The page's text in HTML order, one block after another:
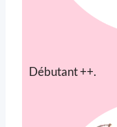
Débutant ++.